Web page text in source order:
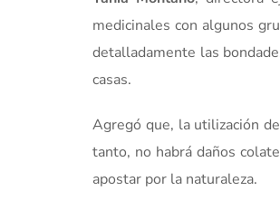
medicinales con algunos
detalladamente las
casas.
Agregó que, la utilización
tanto, no habrá daños
apostar por la naturaleza.